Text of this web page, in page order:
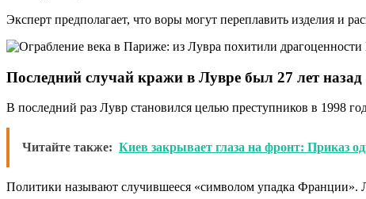
Эксперт предполагает, что воры могут переплавить изделия и
Последний случай кражи в Лувре был 27 лет назад
В последний раз Лувр становился целью преступников в 1998
Читайте также: Киев закрывает глаза на фронт: Приказ
Политики называют случившееся «символом упадка Франции».